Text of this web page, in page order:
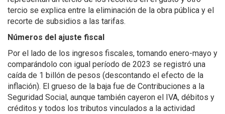
tercio se explica entre la eliminación de la obra pública y el
recorte de subsidios a las tarifas.
Números del ajuste fiscal
Por el lado de los ingresos fiscales, tomando enero-mayo y
comparándolo con igual período de 2023 se registró una
caída de 1 billón de pesos (descontando el efecto de la
inflación). El grueso de la baja fue de Contribuciones a la
Seguridad Social, aunque también cayeron el IVA, débitos y
créditos y todos los tributos vinculados a la actividad